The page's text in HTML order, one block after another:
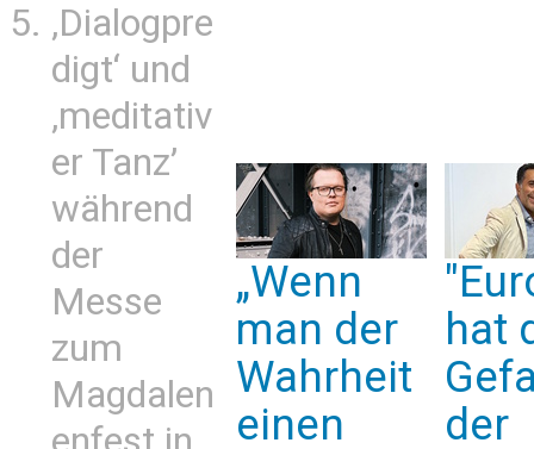
‚Dialogpre
digt‘ und
‚meditativ
er Tanz’
während
der
Messe
zum
Magdalen
„Wenn
man der
Wahrheit
einen
hat
der